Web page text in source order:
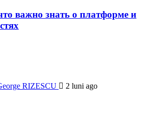
важно знать о платформе и
RIZESCU
2 luni ago